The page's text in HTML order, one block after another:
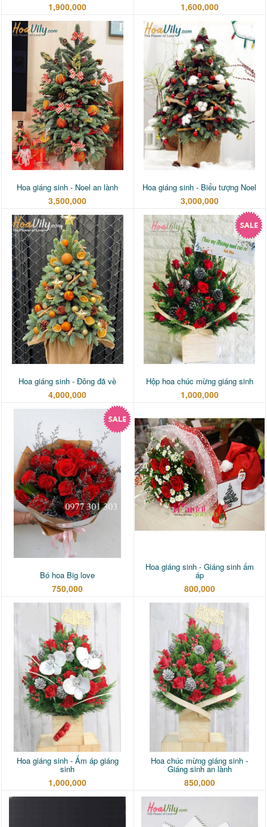
1,900,000 1,600,000
Hoa giáng sinh - Noel an lành
3,500,000
Hoa giáng sinh - Biểu tượng Noel
3,000,000
Hoa giáng sinh - Đông đã về
4,000,000
Hộp hoa chúc mừng giáng sinh
1,000,000
Bó hoa Big love
750,000
Hoa giáng sinh - Giáng sinh ấm
áp
800,000
Hoa giáng sinh - Ấm áp giáng
sinh
1,000,000
Hoa chúc mừng giáng sinh -
Giáng sinh an lành
850,000